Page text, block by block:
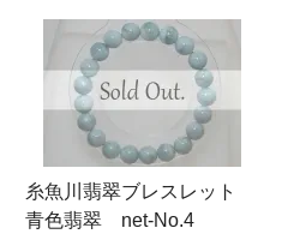
糸魚川翡翠ブレスレット
青色翡翠 net-No.4